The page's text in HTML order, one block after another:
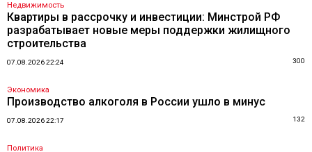
Недвижимость
Квартиры в рассрочку и инвестиции: Минстрой РФ
разрабатывает новые меры поддержки жилищного
строительства
07.08.2026 22:24 300
Экономика
Производство алкоголя в России ушло в минус
07.08.2026 22:17 132
Политика